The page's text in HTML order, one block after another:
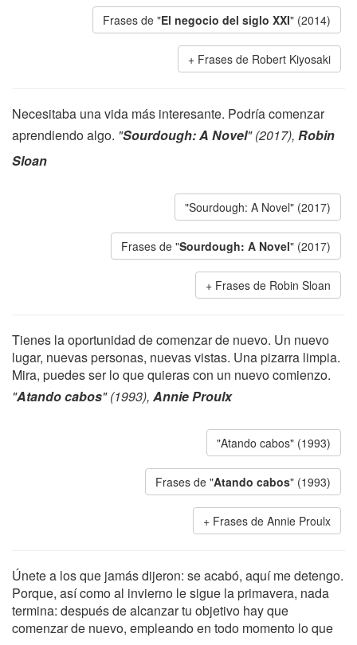
Frases de "El negocio del siglo XXI" (2014)
Frases de Robert Kiyosaki
Necesitaba una vida más interesante. Podría comenzar
aprendiendo algo. "Sourdough: A Novel" (2017), Robin
Sloan
"Sourdough: A Novel" (2017)
Frases de "Sourdough: A Novel" (2017)
Frases de Robin Sloan
Tienes la oportunidad de comenzar de nuevo. Un nuevo
lugar, nuevas personas, nuevas vistas. Una pizarra limpia.
Mira, puedes ser lo que quieras con un nuevo comienzo.
"Atando cabos" (1993), Annie Proulx
"Atando cabos" (1993)
Frases de "Atando cabos" (1993)
Frases de Annie Proulx
Únete a los que jamás dijeron: se acabó, aquí me detengo.
Porque, así como al invierno le sigue la primavera, nada
termina: después de alcanzar tu objetivo hay que
comenzar de nuevo, empleando en todo momento lo que